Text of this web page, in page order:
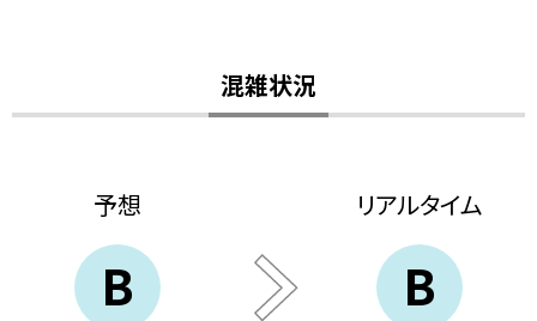
混雑状況
予想
B
リアルタイム
B